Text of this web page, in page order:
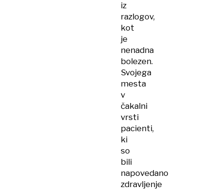
iz
razlogov,
kot
je
nenadna
bolezen.
Svojega
mesta
v
čakalni
vrsti
pacienti,
ki
so
bili
napovedano
zdravljenje